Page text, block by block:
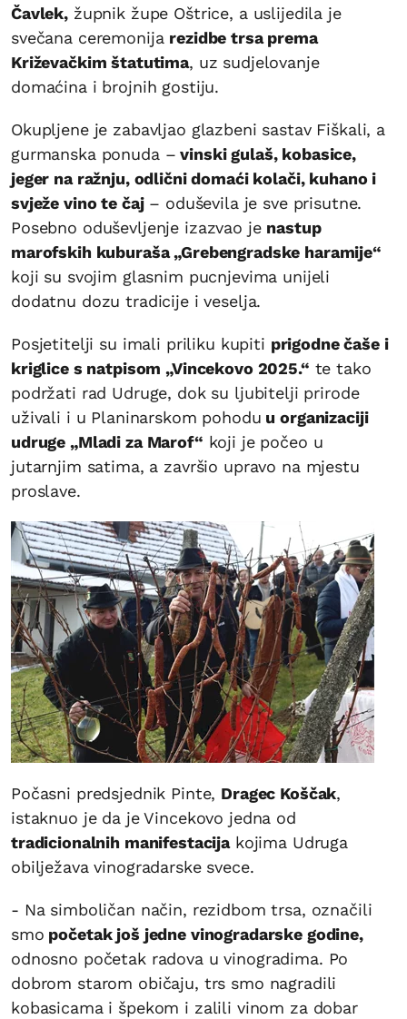
Čavlek, župnik župe Oštrice, a uslijedila je
svečana ceremonija rezidbe trsa prema
Križevačkim štatutima, uz sudjelovanje
domaćina i brojnih gostiju.
Okupljene je zabavljao glazbeni sastav Fiškali, a
gurmanska ponuda – vinski gulaš, kobasice,
jeger na ražnju, odlični domaći kolači, kuhano i
svježe vino te čaj– oduševila je sve prisutne.
Posebno oduševljenje izazvao je nastup
marofskih kuburaša „Grebengradske haramije“
koji su svojim glasnim pucnjevima unijeli
dodatnu dozu tradicije i veselja.
Posjetitelji su imali priliku kupiti prigodne čaše i
kriglice s natpisom „Vincekovo 2025.“ te tako
podržati rad Udruge, dok su ljubitelji prirode
uživali i u Planinarskom pohodu u organizaciji
udruge „Mladi za Marof“ koji je počeo u
jutarnjim satima, a završio upravo na mjestu
proslave.
Počasni predsjednik Pinte, Dragec Koščak,
istaknuo je da je Vincekovo jedna od
tradicionalnih manifestacijakojima Udruga
obilježava vinogradarske svece.
- Na simboličan način, rezidbom trsa, označili
smo početak još jedne vinogradarske godine,
odnosno početak radova u vinogradima. Po
dobrom starom običaju, trs smo nagradili
kobasicama i špekom i zalili vinom za dobar